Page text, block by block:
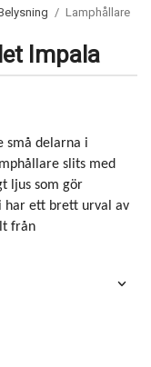
/ Lamphållare
Impala
små delarna i
slits med
ljus som gör
har ett brett urval av
från